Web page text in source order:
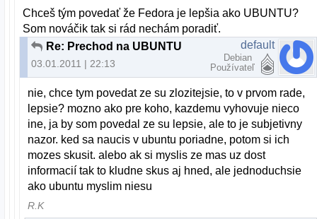
Chceš tým povedať že Fedora je lepšia ako UBUNTU?
Som nováčik tak si rád nechám poradiť.
Re: Prechod na UBUNTU
03.01.2011 | 22:13
default
Debian
Používateľ
nie, chce tym povedat ze su zlozitejsie, to v prvom rade,
lepsie? mozno ako pre koho, kazdemu vyhovuje nieco
ine, ja by som povedal ze su lepsie, ale to je subjetivny
nazor. ked sa naucis v ubuntu poriadne, potom si ich
mozes skusit. alebo ak si myslis ze mas uz dost
informacií tak to kludne skus aj hned, ale jednoduchsie
ako ubuntu myslim niesu
R.K